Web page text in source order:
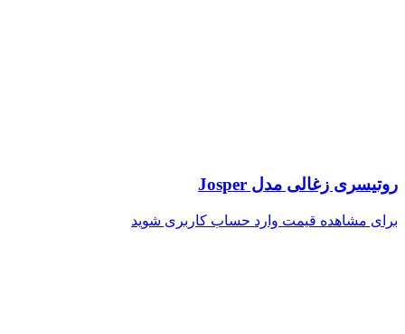
روتیسری زغالی مدل Josper
برای مشاهده قیمت وارد حساب کاربری شوید